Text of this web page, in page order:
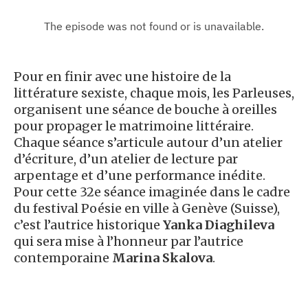
Pour en finir avec une histoire de la
littérature sexiste, chaque mois, les Parleuses,
organisent une séance de bouche à oreilles
pour propager le matrimoine littéraire.
Chaque séance s’articule autour d’un atelier
d’écriture, d’un atelier de lecture par
arpentage et d’une performance inédite.
Pour cette 32e séance imaginée dans le cadre
du festival Poésie en ville à Genève (Suisse),
c’est l’autrice historique Yanka Diaghileva
qui sera mise à l’honneur par l’autrice
contemporaine Marina Skalova.